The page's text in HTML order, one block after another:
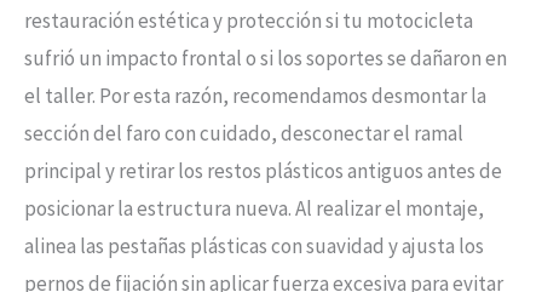
restauración estética y protección si tu motocicleta
sufrió un impacto frontal o si los soportes se dañaron en
el taller. Por esta razón, recomendamos desmontar la
sección del faro con cuidado, desconectar el ramal
principal y retirar los restos plásticos antiguos antes de
posicionar la estructura nueva. Al realizar el montaje,
alinea las pestañas plásticas con suavidad y ajusta los
pernos de fijación sin aplicar fuerza excesiva para evitar